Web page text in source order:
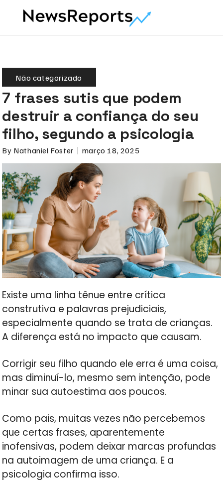
Não categorizado
7 frases sutis que podem
destruir a confiança do seu
filho, segundo a psicologia
By Nathaniel Foster março 18, 2025
Existe uma linha tênue entre crítica
construtiva e palavras prejudiciais,
especialmente quando se trata de crianças.
A diferença está no impacto que causam.
Corrigir seu filho quando ele erra é uma coisa,
mas diminuí-lo, mesmo sem intenção, pode
minar sua autoestima aos poucos.
Como pais, muitas vezes não percebemos
que certas frases, aparentemente
inofensivas, podem deixar marcas profundas
na autoimagem de uma criança. E a
psicologia confirma isso.